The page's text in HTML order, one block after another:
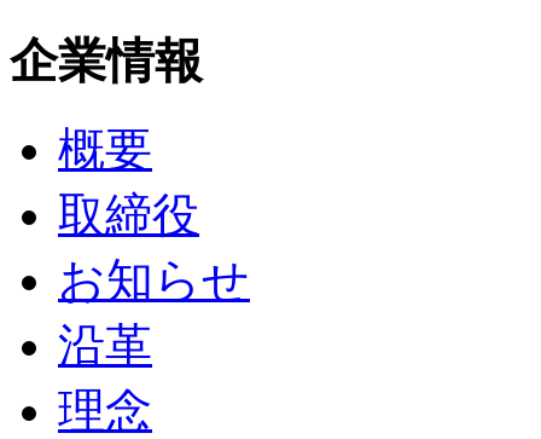
企業情報
概要
取締役
お知らせ
沿革
理念